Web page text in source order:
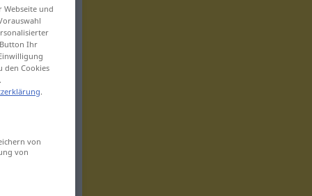
und
Ihr
den Cookies
.
von
von